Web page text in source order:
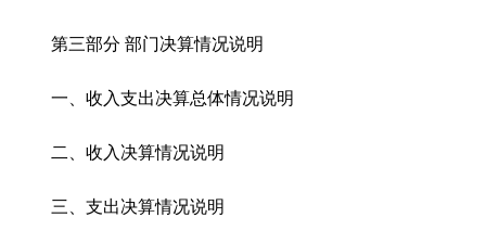
第三部分 部门决算情况说明
一、收入支出决算总体情况说明
二、收入决算情况说明
三、支出决算情况说明